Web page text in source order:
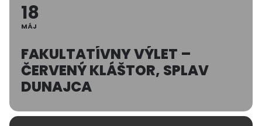
18
MÁJ
FAKULTATÍVNY VÝLET –
ČERVENÝ KLÁŠTOR, SPLAV
DUNAJCA